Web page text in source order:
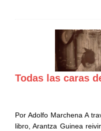
Todas las caras
Por Adolfo Marchena A
libro, Arantza Guinea